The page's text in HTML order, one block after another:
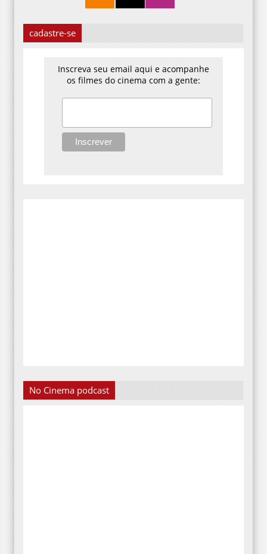
cadastre-se
Inscreva seu email aqui e acompanhe
os filmes do cinema com a gente:
No Cinema podcast